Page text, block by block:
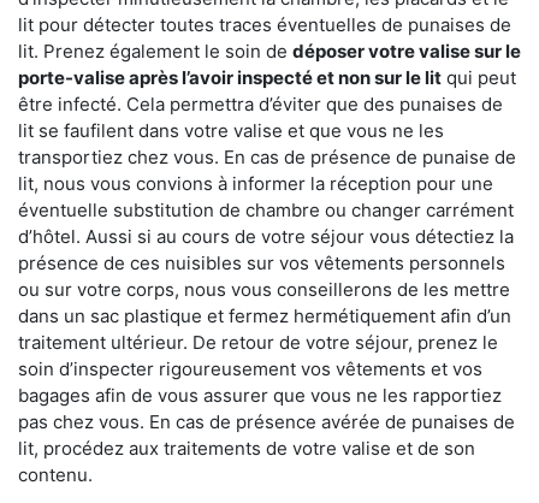
lit pour détecter toutes traces éventuelles de punaises de
lit. Prenez également le soin de déposer votre valise sur le
porte-valise après l’avoir inspecté et non sur le lit qui peut
être infecté. Cela permettra d’éviter que des punaises de
lit se faufilent dans votre valise et que vous ne les
transportiez chez vous. En cas de présence de punaise de
lit, nous vous convions à informer la réception pour une
éventuelle substitution de chambre ou changer carrément
d’hôtel. Aussi si au cours de votre séjour vous détectiez la
présence de ces nuisibles sur vos vêtements personnels
ou sur votre corps, nous vous conseillerons de les mettre
dans un sac plastique et fermez hermétiquement afin d’un
traitement ultérieur. De retour de votre séjour, prenez le
soin d’inspecter rigoureusement vos vêtements et vos
bagages afin de vous assurer que vous ne les rapportiez
pas chez vous. En cas de présence avérée de punaises de
lit, procédez aux traitements de votre valise et de son
contenu.